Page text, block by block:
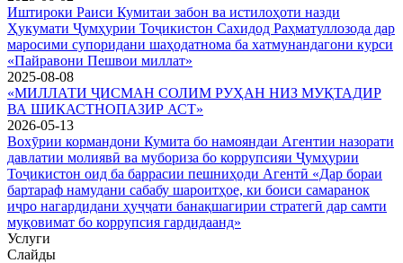
Иштироки Раиси Кумитаи забон ва истилоҳоти назди
Ҳукумати Ҷумҳурии Тоҷикистон Сахидод Раҳматуллозода дар
маросими супоридани шаҳодатнома ба хатмунандагони курси
«Пайравони Пешвои миллат»
2025-08-08
«МИЛЛАТИ ҶИСМАН СОЛИМ РУҲАН НИЗ МУҚТАДИР
ВА ШИКАСТНОПАЗИР АСТ»
2026-05-13
Вохӯрии кормандони Кумита бо намояндаи Агентии назорати
давлатии молиявӣ ва мубориза бо коррупсияи Ҷумҳурии
Тоҷикистон оид ба баррасии пешниҳоди Агентӣ «Дар бораи
бартараф намудани сабабу шароитҳое, ки боиси самаранок
иҷро нагардидани ҳуҷҷати банақшагирии стратегӣ дар самти
муқовимат бо коррупсия гардидаанд»
Услуги
Слайды